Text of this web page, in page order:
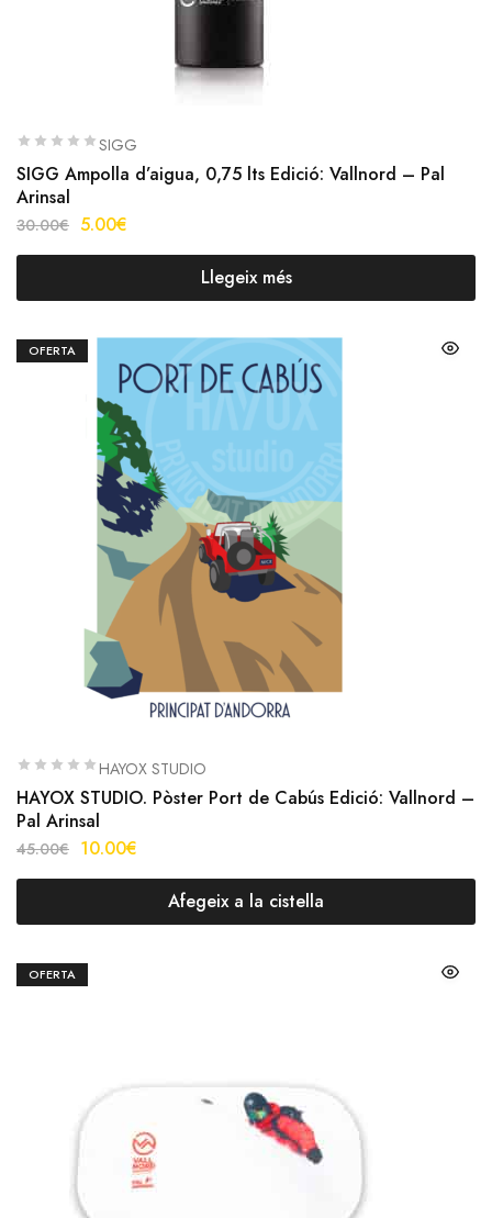
SIGG
SIGG Ampolla d’aigua, 0,75 lts Edició: Vallnord – Pal
Arinsal
30.00€ 5.00€
Llegeix més
OFERTA
HAYOX STUDIO
HAYOX STUDIO. Pòster Port de Cabús Edició: Vallnord –
Pal Arinsal
45.00€ 10.00€
Afegeix a la cistella
OFERTA